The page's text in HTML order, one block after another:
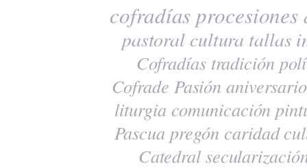
cofradías procesiones
pastoral cultura tallas
Cofradías tradición
Cofrade Pasión
liturgia comunicación
Pascua pregón caridad
Catedral